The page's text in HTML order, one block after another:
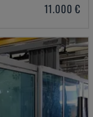
11.000 €